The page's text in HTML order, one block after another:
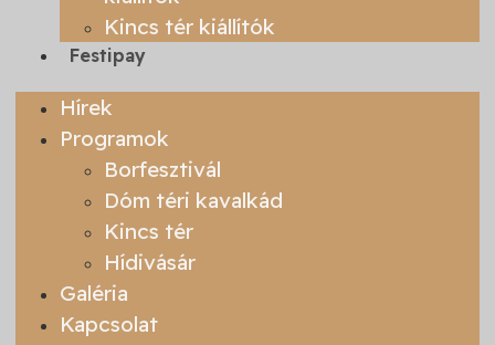
Kincs tér kiállítók
Festipay
Hírek
Programok
Borfesztivál
Dóm téri kavalkád
Kincs tér
Hídivásár
Galéria
Kapcsolat